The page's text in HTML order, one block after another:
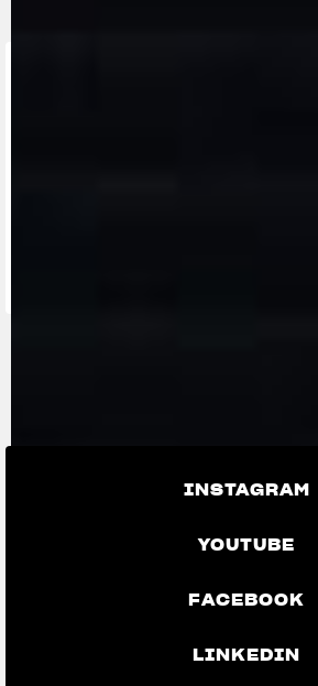
INSTAGRAM
YOUTUBE
FACEBOOK
LINKEDIN